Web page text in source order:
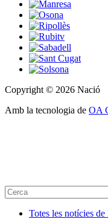
Copyright © 2026 Nació
Amb la tecnologia de OA
Totes les notícies